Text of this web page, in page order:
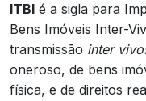
ITBI é a sigla para
Bens Imóveis Inter-
transmissão inter
oneroso, de bens
física, e de direitos